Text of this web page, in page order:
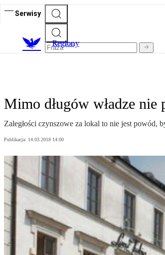
Serwisy
Regiony
Mimo długów władze
Zaległości czynszowe za lokal to nie jest powód,
Publikacja: 14.03.2018 14:00